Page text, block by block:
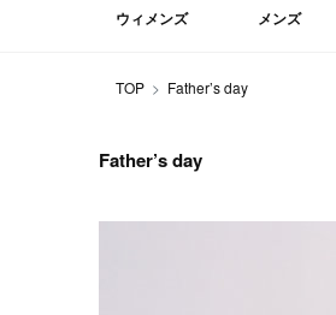
ウィメンズ メンズ
TOP Father’s day
Father’s day